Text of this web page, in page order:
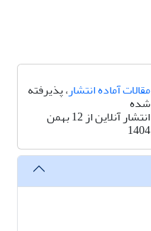
مقالات آماده انتشار، پذیرفته
شده
انتشار آنلاین از 12 بهمن
1404